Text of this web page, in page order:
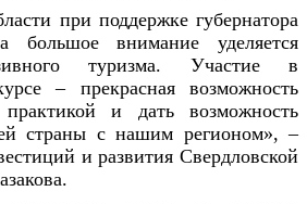
при поддержке губернатора
большое внимание уделяется
туризма. Участие в
– прекрасная возможность
и дать возможность
страны с нашим регионом», –
и развития Свердловской